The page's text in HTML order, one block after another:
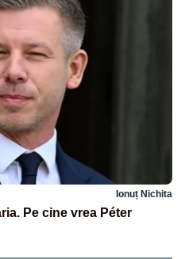
Ionuț Nichita
Pe cine vrea Péter